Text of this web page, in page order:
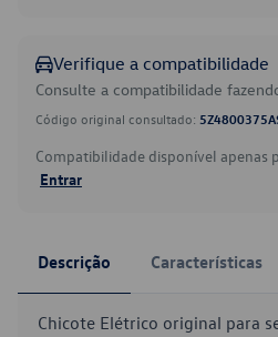
Verifique a compatibilidade
Consulte a compatibilidade
Código original consultado:
Compatibilidade disponível apenas
Entrar
Descrição Características
Chicote Elétrico original para